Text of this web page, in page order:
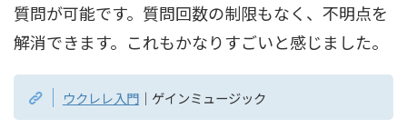
質問が可能です。質問回数の制限もなく、不明点を
解消できます。これもかなりすごいと感じました。
ウクレレ入門｜ゲインミュージック